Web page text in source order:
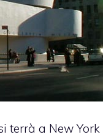
terrà a New York